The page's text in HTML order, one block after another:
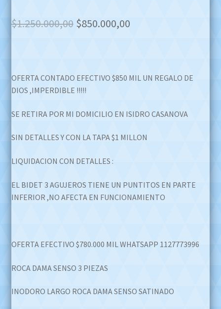
$1.250.000,00 Original
$1.250.000,00.
$850.000,00Current
$850.000,00.
OFERTA CONTADO EFECTIVO $850 MIL UN REGALO DE
DIOS ,IMPERDIBLE !!!!!
SE RETIRA POR MI DOMICILIO EN ISIDRO CASANOVA
SIN DETALLES Y CON LA TAPA $1 MILLON
LIQUIDACION CON DETALLES :
EL BIDET 3 AGUJEROS TIENE UN PUNTITOS EN PARTE
INFERIOR ,NO AFECTA EN FUNCIONAMIENTO
OFERTA EFECTIVO $780.000 MIL WHATSAPP 1127773996
ROCA DAMA SENSO 3 PIEZAS
INODORO LARGO ROCA DAMA SENSO SATINADO